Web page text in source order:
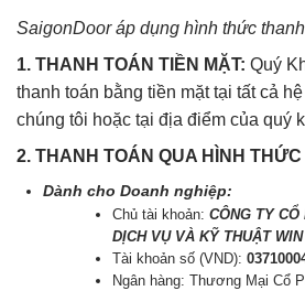
SaigonDoor áp dụng hình thức
1. THANH TOÁN TIỀN MẶT: Quý
thanh toán bằng tiền mặt tại tất cả
chúng tôi hoặc tại địa điểm của quý
2. THANH TOÁN QUA HÌNH
Dành cho Doanh nghiệp:
Chủ tài khoản:CÔNG TY
DỊCH VỤ VÀ KỸ THUẬT WIN
Tài khoản số (VND):
Ngân hàng: Thương Mại Cổ